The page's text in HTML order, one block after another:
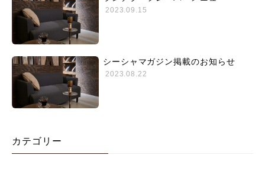
2023.09.15
シーシャマガジン掲載のお知らせ
2023.08.22
カテゴリー